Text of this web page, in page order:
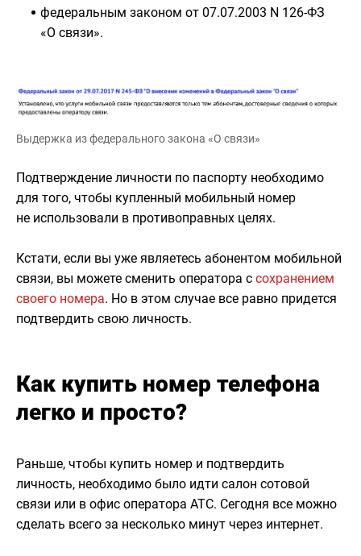
федеральным законом от 07.07.2003 N 126-ФЗ
«О связи».
Выдержка из федерального закона «О связи»
Подтверждение личности по паспорту необходимо
для того, чтобы купленный мобильный номер
не использовали в противоправных целях.
Кстати, если вы уже являетесь абонентом мобильной
связи, вы можете сменить оператора с сохранением
своего номера. Но в этом случае все равно придется
подтвердить свою личность.
Как купить номер телефона
легко и просто?
Раньше, чтобы купить номер и подтвердить
личность, необходимо было идти салон сотовой
связи или в офис оператора АТС. Сегодня все можно
сделать всего за несколько минут через интернет.